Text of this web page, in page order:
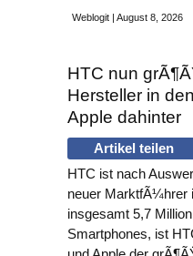
Weblogit | August 8, 2026
HTC nun
Hersteller in
Apple dahinter
Artikel teilen
HTC ist nach
neuer MarktfÃ¼hrer
insgesamt 5,7
Smartphones, ist